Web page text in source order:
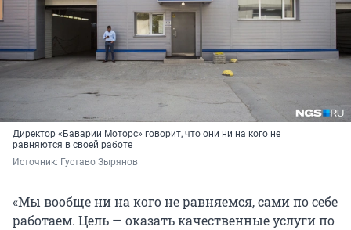
Директор «Баварии Моторс» говорит, что они ни на кого не
равняются в своей работе
Источник: Густаво Зырянов
«Мы вообще ни на кого не равняемся, сами по себе
работаем. Цель — оказать качественные услуги по